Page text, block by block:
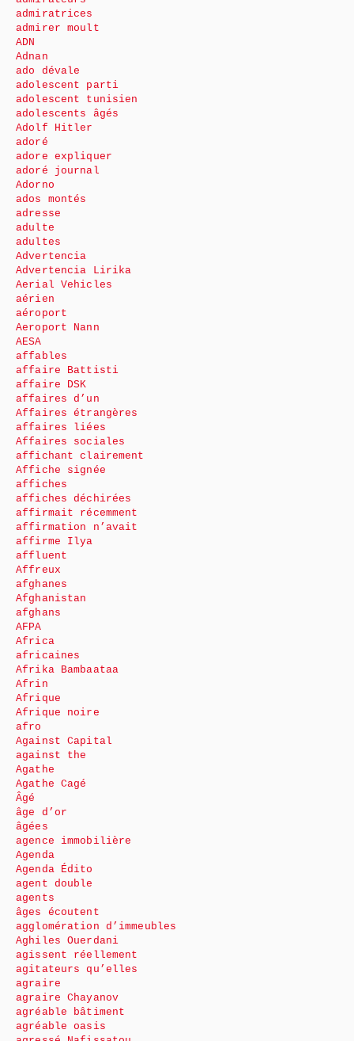
admiratrices
admirer moult
ADN
Adnan
ado dévale
adolescent parti
adolescent tunisien
adolescents âgés
Adolf Hitler
adoré
adore expliquer
adoré journal
Adorno
ados montés
adresse
adulte
adultes
Advertencia
Advertencia Lirika
Aerial Vehicles
aérien
aéroport
Aeroport Nann
AESA
affables
affaire Battisti
affaire DSK
affaires d’un
Affaires étrangères
affaires liées
Affaires sociales
affichant clairement
Affiche signée
affiches
affiches déchirées
affirmait récemment
affirmation n’avait
affirme Ilya
affluent
Affreux
afghanes
Afghanistan
afghans
AFPA
Africa
africaines
Afrika Bambaataa
Afrin
Afrique
Afrique noire
afro
Against Capital
against the
Agathe
Agathe Cagé
Âgé
âge d’or
âgées
agence immobilière
Agenda
Agenda Édito
agent double
agents
âges écoutent
agglomération d’immeubles
Aghiles Ouerdani
agissent réellement
agitateurs qu’elles
agraire
agraire Chayanov
agréable bâtiment
agréable oasis